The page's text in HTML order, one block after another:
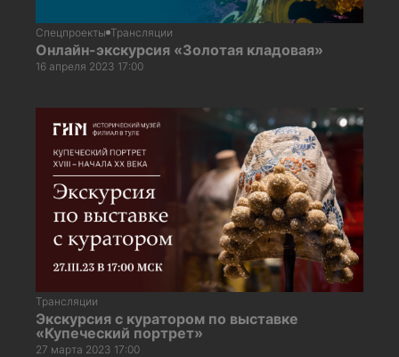
Спецпроекты Трансляции
Онлайн-экскурсия «Золотая кладовая»
16 апреля 2023 17:00
Трансляции
Экскурсия с куратором по выставке
«Купеческий портрет»
27 марта 2023 17:00